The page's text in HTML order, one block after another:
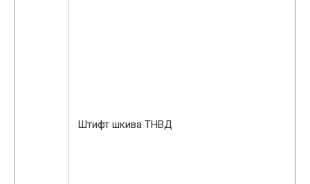
Штифт шкива ТНВД